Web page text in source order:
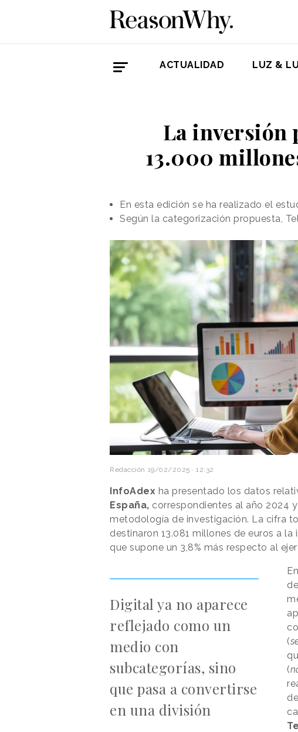
ACTUALIDAD LUZ &
La inversión
13.000
En esta edición se ha realizado el
Según la categorización propuesta,
Redacción 19/02/2025 · 12:32
InfoAdex ha presentado los datos
España, correspondientes al año 2024
metodología de investigación. La cifra
destinaron 13.081 millones de euros a
que supone un 3,8% más respecto al
Digital ya no aparece
reflejado como un
medio con
subcategorías, sino
que pasa a convertirse
en una división
(
(